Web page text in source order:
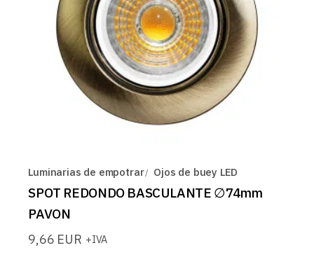
Luminarias de empotrar Ojos de buey LED
SPOT REDONDO BASCULANTE ∅74mm
PAVON
9,66 EUR +IVA